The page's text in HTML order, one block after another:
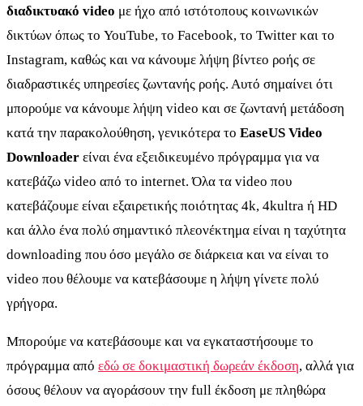
διαδικτυακό video με ήχο από ιστότοπους κοινωνικών
δικτύων όπως το YouTube, το Facebook, το Twitter και το
Instagram, καθώς και να κάνουμε λήψη βίντεο ροής σε
διαδραστικές υπηρεσίες ζωντανής ροής. Αυτό σημαίνει ότι
μπορούμε να κάνουμε λήψη video και σε ζωντανή μετάδοση
κατά την παρακολούθηση, γενικότερα το EaseUS Video
Downloader είναι ένα εξειδικευμένο πρόγραμμα για να
κατεβάζω video από το internet. Όλα τα video που
κατεβάζουμε είναι εξαιρετικής ποιότητας 4k, 4kultra ή HD
και άλλο ένα πολύ σημαντικό πλεονέκτημα είναι η ταχύτητα
downloading που όσο μεγάλο σε διάρκεια και να είναι το
video που θέλουμε να κατεβάσουμε η λήψη γίνετε πολύ
γρήγορα.
Μπορούμε να κατεβάσουμε και να εγκαταστήσουμε το
πρόγραμμα από εδώ σε δοκιμαστική δωρεάν έκδοση, αλλά για
όσους θέλουν να αγοράσουν την full έκδοση με πληθώρα